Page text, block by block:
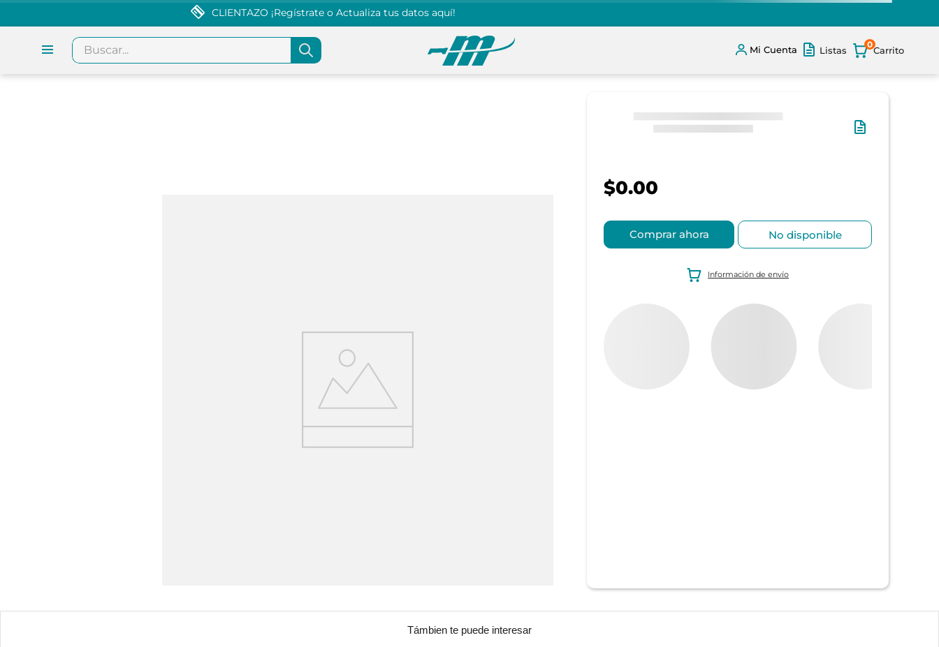
CLIENTAZO ¡Regístrate o Actualiza tus datos aquí!
Buscar...
Mi Cuenta Listas
0
$0.00
Comprar ahora No disponible
Información de envío
Támbien te puede interesar